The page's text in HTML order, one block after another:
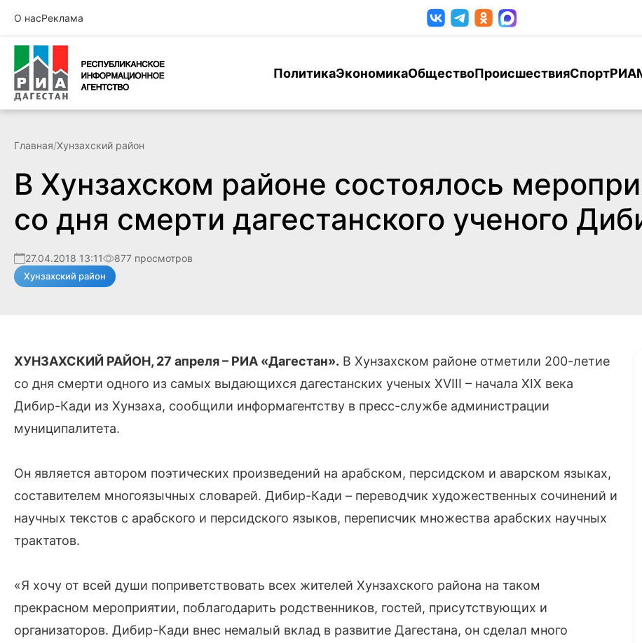
О насРеклама
ПолитикаЭкономикаОбществоПроисшествияСпортРИА
Главная/Хунзахский район
В Хунзахском районе состоялось
со дня смерти дагестанского ученого
27.04.2018 13:11 877 просмотров
Хунзахский район
ХУНЗАХСКИЙ РАЙОН, 27 апреля – РИА «Дагестан». В Хунзахском районе отметили 200-летие
со дня смерти одного из самых выдающихся дагестанских ученых XVIII – начала XIX века
Дибир-Кади из Хунзаха, сообщили информагентству в пресс-службе администрации
муниципалитета.
Он является автором поэтических произведений на арабском, персидском и аварском языках,
составителем многоязычных словарей. Дибир-Кади – переводчик художественных сочинений и
научных текстов с арабского и персидского языков, переписчик множества арабских научных
трактатов.
«Я хочу от всей души поприветствовать всех жителей Хунзахского района на таком
прекрасном мероприятии, поблагодарить родственников, гостей, присутствующих и
организаторов. Дибир-Кади внес немалый вклад в развитие Дагестана, он сделал много